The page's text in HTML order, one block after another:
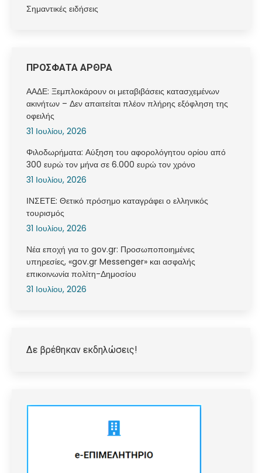
Σημαντικές ειδήσεις
ΠΡΟΣΦΑΤΑ ΑΡΘΡΑ
ΑΑΔΕ: Ξεμπλοκάρουν οι μεταβιβάσεις κατασχεμένων
ακινήτων – Δεν απαιτείται πλέον πλήρης εξόφληση της
οφειλής
31 Ιουλίου, 2026
Φιλοδωρήματα: Αύξηση του αφορολόγητου ορίου από
300 ευρώ τον μήνα σε 6.000 ευρώ τον χρόνο
31 Ιουλίου, 2026
ΙΝΣΕΤΕ: Θετικό πρόσημο καταγράφει ο ελληνικός
τουρισμός
31 Ιουλίου, 2026
Νέα εποχή για το gov.gr: Προσωποποιημένες
υπηρεσίες, «gov.gr Messenger» και ασφαλής
επικοινωνία πολίτη-Δημοσίου
31 Ιουλίου, 2026
Δε βρέθηκαν εκδηλώσεις!